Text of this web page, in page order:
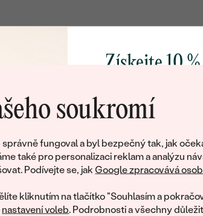
soukromí
fungoval a byl bezpečný tak, jak
také pro personalizaci reklam a analýzu
Podívejte se, jak Google zpracovává
kliknutím na tlačítko "Souhlasím a
nastavení voleb. Podrobnosti a všechny
PŮVOD:
Postranní drahokamy
POČET:
KARÁTOVÁ VÁHA
ROZMĚRY:
TVAR:
BARVA:
tento šperk si už své majitele našel
produktů. Pokud chcete být
zanechte nám svůj e-mail.
Získejte 10
poctivě vyráběných
Jako dárek na
zašleme slevový kód